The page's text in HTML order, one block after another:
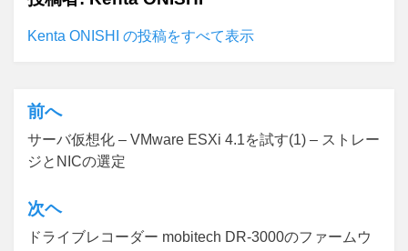
Kenta ONISHI の投稿をすべて表示
投
稿
ナ
ビ
ゲ
前へ
サーバ仮想化 – VMware ESXi 4.1を試す(1) – ストレー
ジとNICの選定
次ヘ
ドライブレコーダー mobitech DR-3000のファームウ